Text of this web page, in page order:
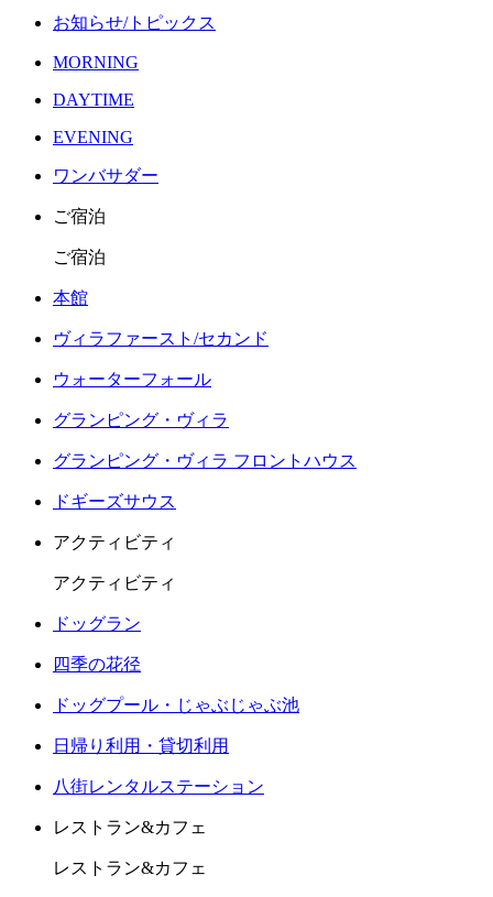
お知らせ/トピックス
MORNING
DAYTIME
EVENING
ワンバサダー
ご宿泊
ご宿泊
本館
ヴィラファースト/セカンド
ウォーターフォール
グランピング・ヴィラ
グランピング・ヴィラ フロントハウス
ドギーズサウス
アクティビティ
アクティビティ
ドッグラン
四季の花径
ドッグプール・じゃぶじゃぶ池
日帰り利用・貸切利用
八街レンタルステーション
レストラン&カフェ
レストラン&カフェ